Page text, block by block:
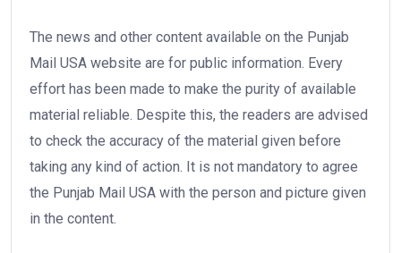
The news and other content available on the Punjab
Mail USA website are for public information. Every
effort has been made to make the purity of available
material reliable. Despite this, the readers are advised
to check the accuracy of the material given before
taking any kind of action. It is not mandatory to agree
the Punjab Mail USA with the person and picture given
in the content.